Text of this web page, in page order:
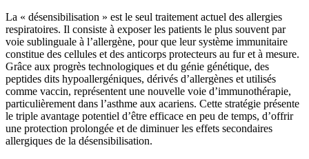
La « désensibilisation » est le seul traitement actuel des allergies
respiratoires. Il consiste à exposer les patients le plus souvent par
voie sublinguale à l’allergène, pour que leur système immunitaire
constitue des cellules et des anticorps protecteurs au fur et à mesure.
Grâce aux progrès technologiques et du génie génétique, des
peptides dits hypoallergéniques, dérivés d’allergènes et utilisés
comme vaccin, représentent une nouvelle voie d’immunothérapie,
particulièrement dans l’asthme aux acariens. Cette stratégie présente
le triple avantage potentiel d’être efficace en peu de temps, d’offrir
une protection prolongée et de diminuer les effets secondaires
allergiques de la désensibilisation.